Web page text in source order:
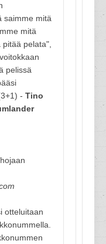
saimme mitä
mitä
pelata",
pelissä
- Tino
otteluitaan